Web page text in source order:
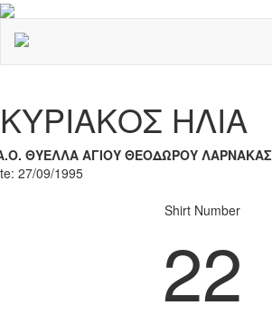
ΚΥΡΙΑΚΟΣ ΗΛΙΑ
ΘΥΕΛΛΑ ΑΓΙΟΥ ΘΕΟΔΩΡΟΥ ΛΑΡΝΑΚΑΣ
27/09/1995
Shirt Number
22